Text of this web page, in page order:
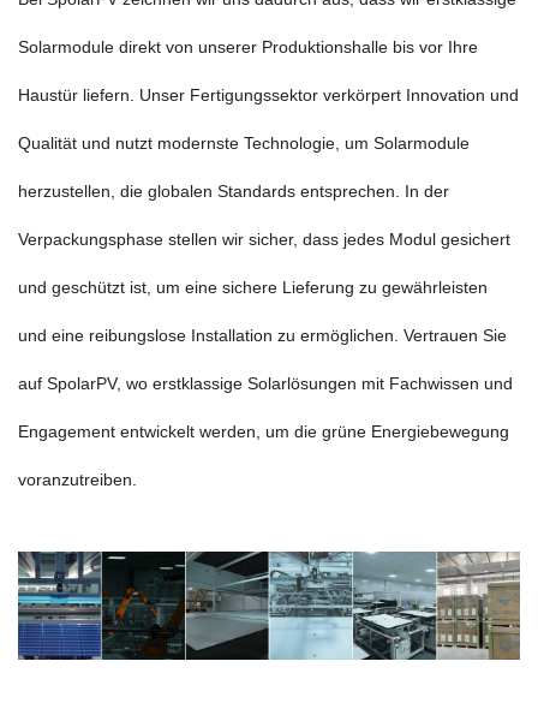
Solarmodule direkt von unserer Produktionshalle bis vor Ihre
Haustür liefern. Unser Fertigungssektor verkörpert Innovation und
Qualität und nutzt modernste Technologie, um Solarmodule
herzustellen, die globalen Standards entsprechen. In der
Verpackungsphase stellen wir sicher, dass jedes Modul gesichert
und geschützt ist, um eine sichere Lieferung zu gewährleisten
und eine reibungslose Installation zu ermöglichen. Vertrauen Sie
auf SpolarPV, wo erstklassige Solarlösungen mit Fachwissen und
Engagement entwickelt werden, um die grüne Energiebewegung
voranzutreiben.